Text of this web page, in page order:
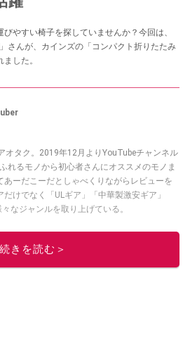
やすい椅子を探していませんか？今回は、
さんが、カインズの「コンパクト折りたたみ
した。
オタク。2019年12月よりYouTubeチャンネル
れるモノから初心者さんにオススメのモノま
あーだこーだとしゃべくりながらレビューを
けでなく「ULギア」「中華製激安ギア」
なジャンルを取り上げている。
このイチオシストの他の記事を読む
続きを読む＞